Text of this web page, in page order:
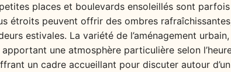
places et boulevards ensoleillés sont
étroits peuvent offrir des ombres
estivales. La variété de l’aménagement
une atmosphère particulière selon
un cadre accueillant pour discuter autour